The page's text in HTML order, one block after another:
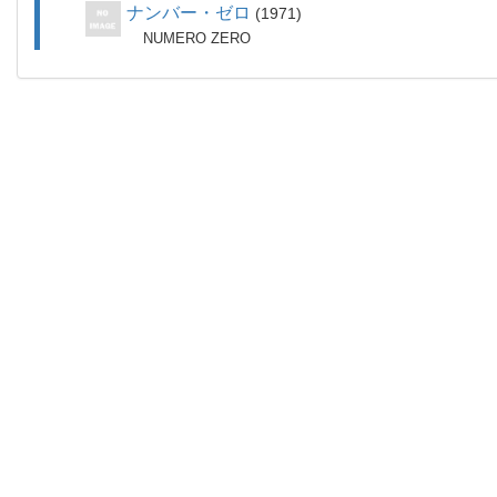
ナンバー・ゼロ 1971
NUMERO ZERO